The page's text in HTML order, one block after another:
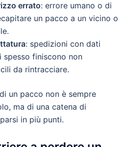
errato: errore umano o di
un pacco a un vicino o
: spedizioni con dati
finiscono non
da rintracciare.
un pacco non è sempre
ma di una catena di
in più punti.